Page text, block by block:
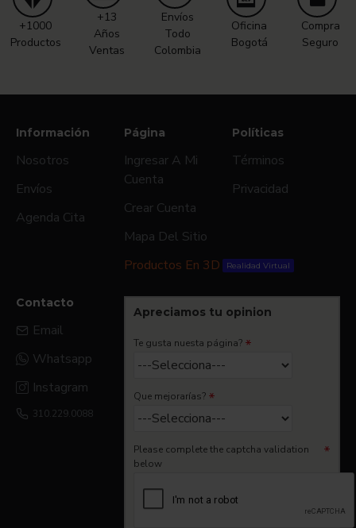
+1000
Productos
+13
Años
Ventas
Envíos
Todo
Colombia
Oficina
Bogotá
Compra
Seguro
Información
Nosotros
Envíos
Agenda Cita
Página
Ingresar A Mi
Cuenta
Crear Cuenta
Mapa Del Sitio
Productos En 3D
Realidad Virtual
Políticas
Términos
Privacidad
Contacto
Email
Whatsapp
Instagram
310.229.0088
Apreciamos tu opinion
Te gusta nuesta página?
Que mejorarías?
Please complete the captcha validation
below